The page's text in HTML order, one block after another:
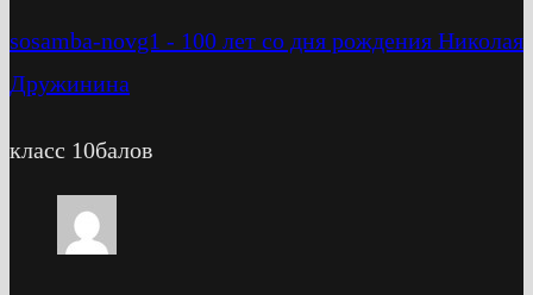
sosamba-novg1 - 100 лет со дня рождения Николая
Дружинина
класс 10балов